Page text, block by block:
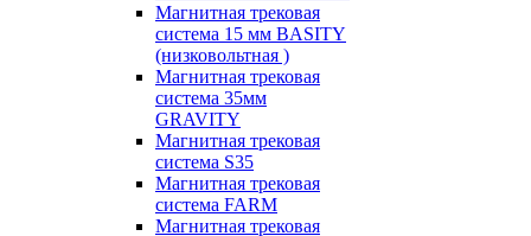
Магнитная трековая
система 15 мм BASITY
(низковольтная )
Магнитная трековая
система 35мм
GRAVITY
Магнитная трековая
система S35
Магнитная трековая
система FARM
Магнитная трековая